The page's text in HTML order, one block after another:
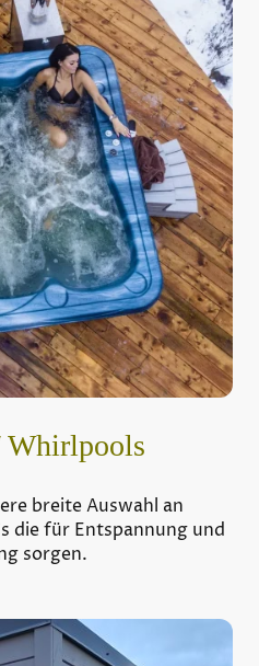
Whirlpools
breite Auswahl an
die für Entspannung und
sorgen.